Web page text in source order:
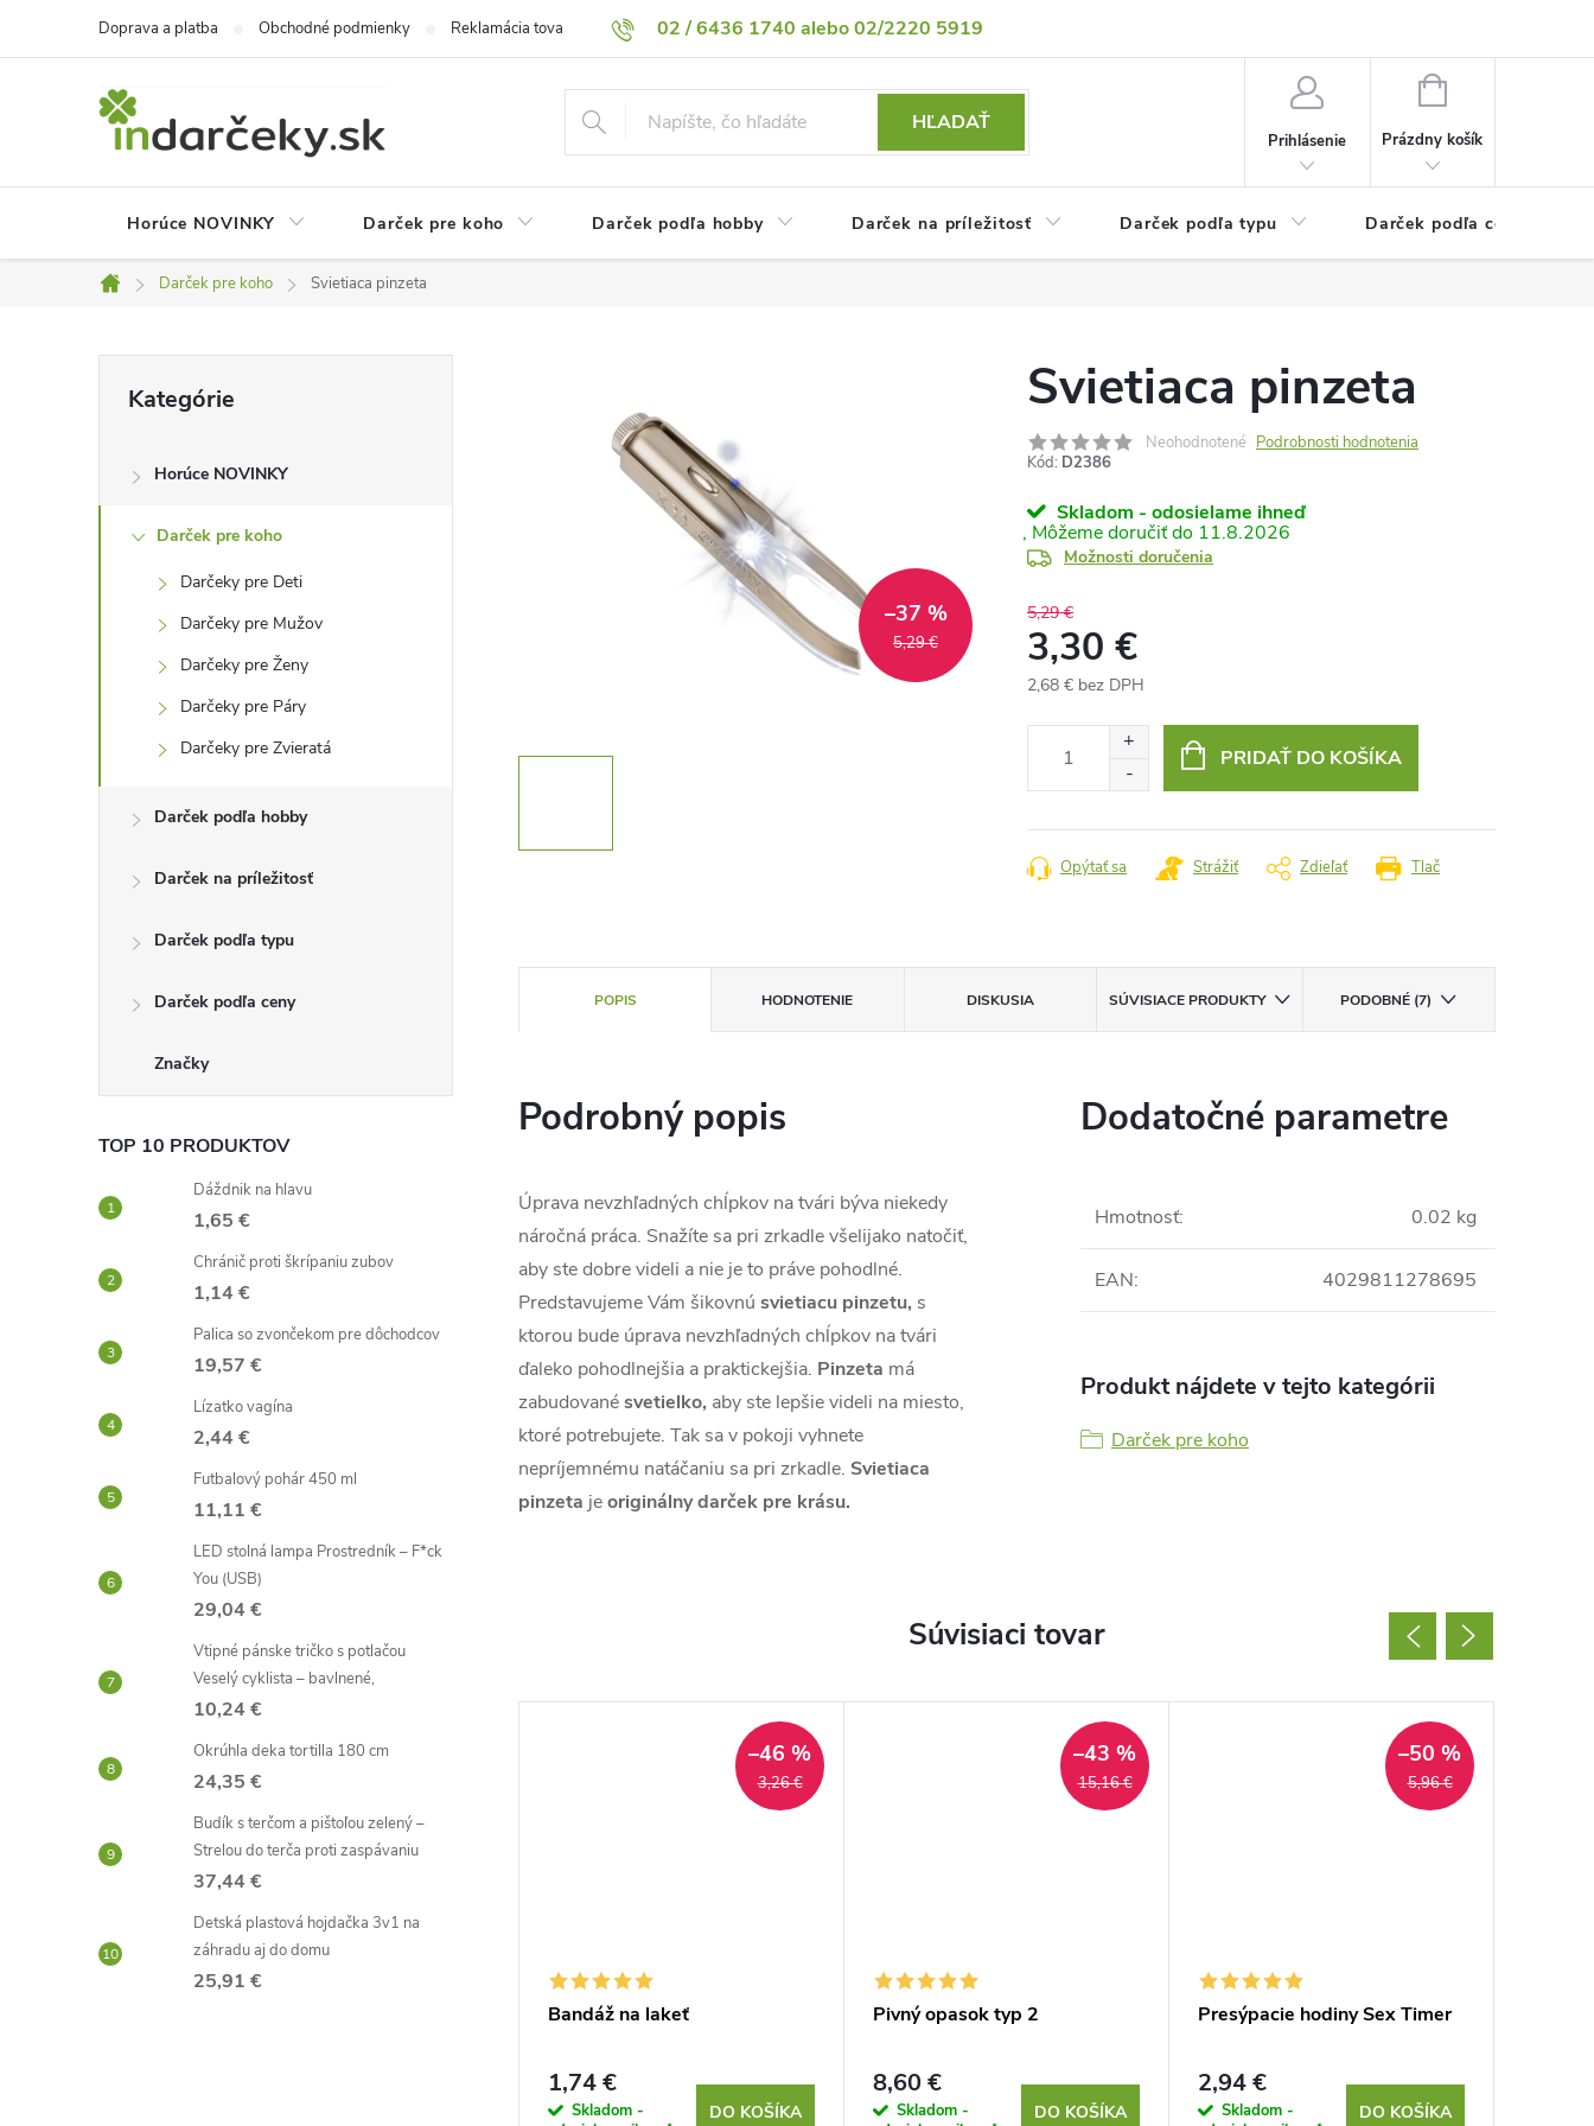
02 / 6436 1740 alebo 02/2220 5919
Doprava a platba Obchodné podmienky Reklamácia tovaru Vrátenie tovaru Podmienky ochrany osobných údajov
HĽADAŤ
Prihlásenie
NÁKUPNÝ
Prázdny košík
Horúce NOVINKY Darček pre koho Darček podľa hobby Darček na príležitosť Darček podľa typu Darček podľa ceny
Domov
Darček pre koho Svietiaca pinzeta
č
n
kategórie
Kategórie
Horúce NOVINKY
Darček pre koho
Darčeky pre Deti
Darčeky pre Mužov
Darčeky pre Ženy
Darčeky pre Páry
Darčeky pre Zvieratá
Darček podľa hobby
Darček na príležitosť
Darček podľa typu
Darček podľa ceny
Značky
TOP 10 PRODUKTOV
Dáždnik na hlavu
1,65 €
Chránič proti škrípaniu zubov
1,14 €
Palica so zvončekom pre dôchodcov
19,57 €
Lízatko vagína
2,44 €
Futbalový pohár 450 ml
11,11 €
LED stolná lampa Prostredník – F*ck
You (USB)
29,04 €
Vtipné pánske tričko s potlačou
Veselý cyklista – bavlnené,
10,24 €
Okrúhla deka tortilla 180 cm
24,35 €
Budík s terčom a pištoľou zelený –
Strelou do terča proti zaspávaniu
37,44 €
Detská plastová hojdačka 3v1 na
záhradu aj do domu
25,91 €
5,29 €
–37 %
Svietiaca pinzeta
Neohodnotené Podrobnosti hodnotenia
Kód: D2386
Skladom - odosielame ihneď
11.8.2026
Možnosti doručenia
5,29 €
3,30 €
2,68 € bez DPH
PRIDAŤ DO KOŠÍKA
Tlač
Opýtať sa Strážiť Zdieľať
POPIS HODNOTENIE DISKUSIA SÚVISIACE PRODUKTY PODOBNÉ (7)
Podrobný popis
Úprava nevzhľadných chĺpkov na tvári býva niekedy
náročná práca. Snažíte sa pri zrkadle všelijako natočiť,
aby ste dobre videli a nie je to práve pohodlné.
Predstavujeme Vám šikovnú svietiacu pinzetu, s
ktorou bude úprava nevzhľadných chĺpkov na tvári
ďaleko pohodlnejšia a praktickejšia. Pinzeta má
zabudovanésvetielko, aby ste lepšie videli na miesto,
ktoré potrebujete. Tak sa v pokoji vyhnete
nepríjemnému natáčaniu sa pri zrkadle. Svietiaca
pinzeta jeoriginálny darček pre krásu.
Dodatočné parametre
Hmotnosť: 0.02 kg
EAN: 4029811278695
Produkt nájdete v tejto kategórii
Darček pre koho
Súvisiaci tovar
2,31 €
–54 %
3,26 €
–46 %
Bandáž na lakeť
1,74 €
Skladom -
DO KOŠÍKA
15,16 €
–43 %
Pivný opasok typ 2
8,60 €
Skladom -
DO KOŠÍKA
5,96 €
–50 %
Presýpacie hodiny Sex Timer
2,94 €
Skladom -
DO KOŠÍKA